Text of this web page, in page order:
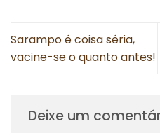
Sarampo é coisa séria,
vacine-se o quanto antes!
Deixe um